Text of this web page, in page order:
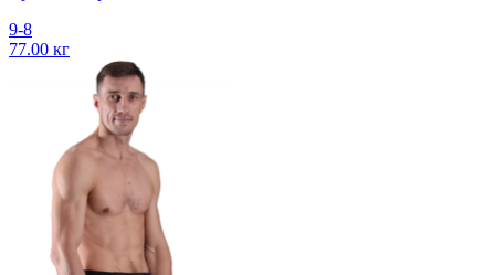
9-8
77.00 кг